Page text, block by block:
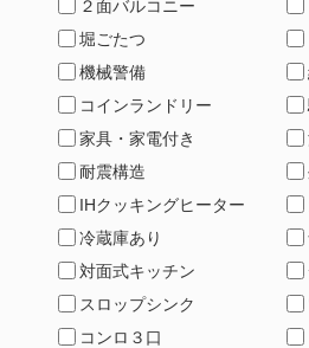
２面バルコニー
堀ごたつ
機械警備
コインランドリー
家具・家電付き
耐震構造
IHクッキングヒーター
冷蔵庫あり
対面式キッチン
スロップシンク
コンロ３口